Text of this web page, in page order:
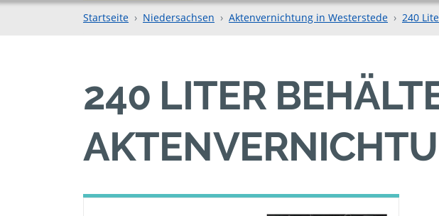
Startseite Niedersachsen Aktenvernichtung in Westerstede 240
240 LITER